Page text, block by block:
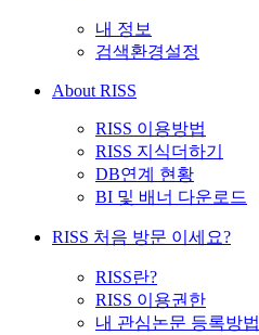
내 정보
검색환경설정
About RISS
RISS 이용방법
RISS 지식더하기
DB연계 현황
BI 및 배너 다운로드
RISS 처음 방문 이세요?
RISS란?
RISS 이용권한
내 관심논문 등록방법